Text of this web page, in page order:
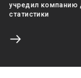
учредил компанию
статистики